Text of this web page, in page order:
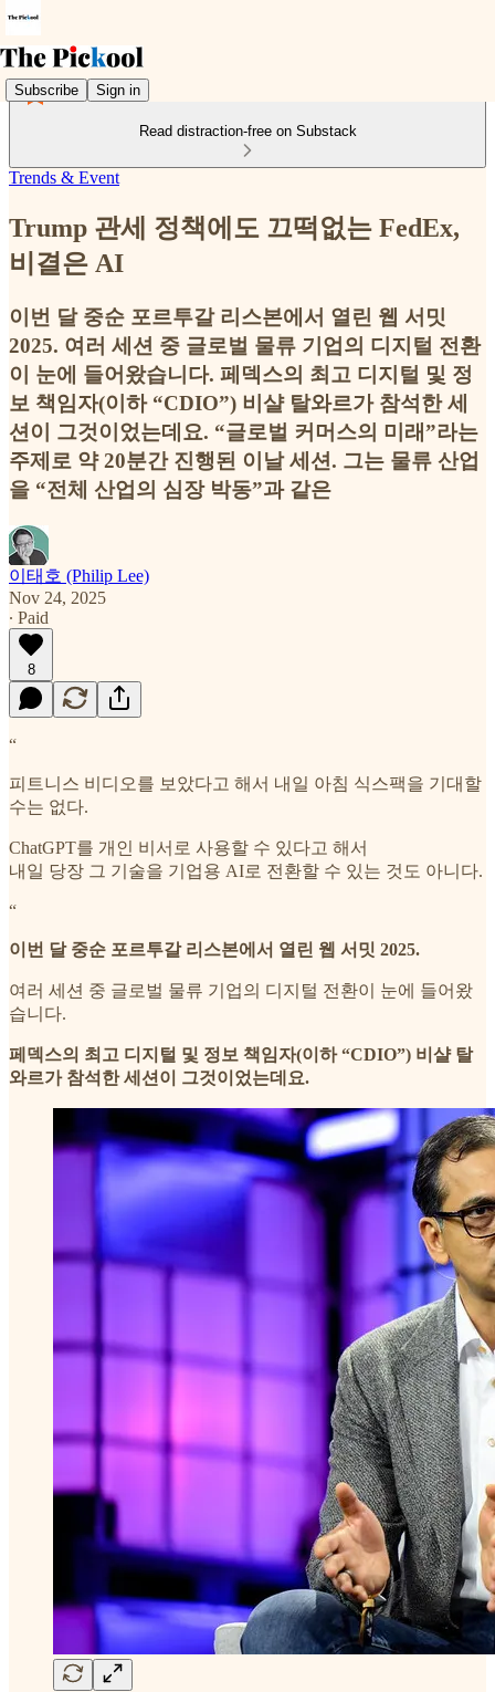
Subscribe Sign in
Read distraction-free on Substack
Trends & Event
Trump 관세 정책에도 끄떡없는 FedEx,
비결은 AI
이번 달 중순 포르투갈 리스본에서 열린 웹 서밋
2025. 여러 세션 중 글로벌 물류 기업의 디지털 전환
이 눈에 들어왔습니다. 페덱스의 최고 디지털 및 정
보 책임자(이하 “CDIO”) 비샬 탈와르가 참석한 세
션이 그것이었는데요. “글로벌 커머스의 미래”라는
주제로 약 20분간 진행된 이날 세션. 그는 물류 산업
을 “전체 산업의 심장 박동”과 같은
이태호 (Philip Lee)
Nov 24, 2025
∙ Paid
8
“
피트니스 비디오를 보았다고 해서 내일 아침 식스팩을 기대할
수는 없다.
ChatGPT를 개인 비서로 사용할 수 있다고 해서
내일 당장 그 기술을 기업용 AI로 전환할 수 있는 것도 아니다.
“
이번 달 중순 포르투갈 리스본에서 열린 웹 서밋 2025.
여러 세션 중 글로벌 물류 기업의 디지털 전환이 눈에 들어왔
습니다.
페덱스의 최고 디지털 및 정보 책임자(이하 “CDIO”) 비샬 탈
와르가 참석한 세션이 그것이었는데요.